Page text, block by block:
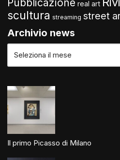
Pubblicazione real art
scultura streaming street
Archivio news
Il primo Picasso di Milano